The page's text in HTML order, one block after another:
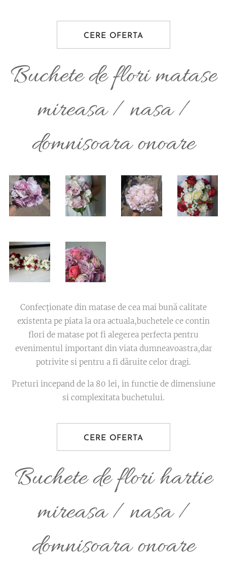
CERE OFERTA
Buchete de flori matase
mireasa / nasa /
domnisoara onoare
Confecționate din matase de cea mai bună calitate
existenta pe piata la ora actuala,buchetele ce contin
flori de matase pot fi alegerea perfecta pentru
evenimentul important din viata dumneavoastra,dar
potrivite si pentru a fi dăruite celor dragi.
Preturi incepand de la 80 lei, in functie de dimensiune
si complexitata buchetului.
CERE OFERTA
Buchete de flori hartie
mireasa / nasa /
domnisoara onoare